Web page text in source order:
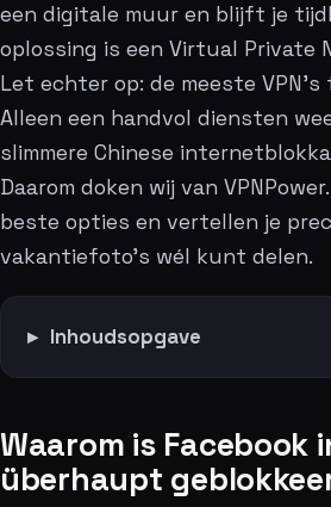
een digitale muur en blijft je
oplossing is een Virtual Private
Let echter op: de meeste VPN’s
Alleen een handvol diensten
slimmere Chinese
Daarom doken wij van
beste opties en vertellen je
vakantiefoto’s wél kunt delen.
Inhoudsopgave
Waarom is Facebook
überhaupt